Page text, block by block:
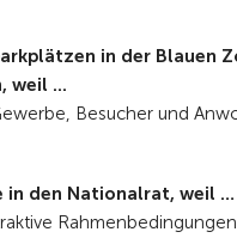
in der Blauen
weil ...
Besucher und
in den Nationalrat, weil …